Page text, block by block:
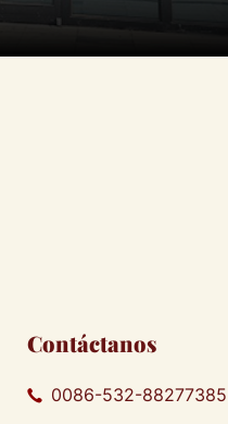
Contáctanos
0086-532-88277385